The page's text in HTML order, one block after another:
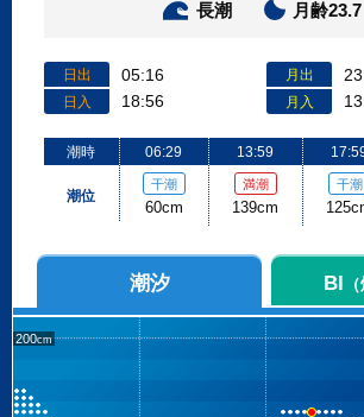
長潮 月齢23.7
日出 05:16
日入 18:56
月出
月入
潮時
潮位
06:29
干潮
60cm
13:59
満潮
139cm
干潮
潮汐 BI
200